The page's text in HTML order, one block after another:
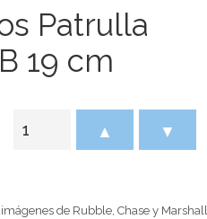
Patrulla
19 cm
▲ ▼
de Rubble, Chase y Marshall